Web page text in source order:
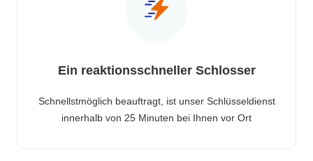
Ein reaktionsschneller Schlosser
Schnellstmöglich beauftragt, ist unser Schlüsseldienst
innerhalb von 25 Minuten bei Ihnen vor Ort